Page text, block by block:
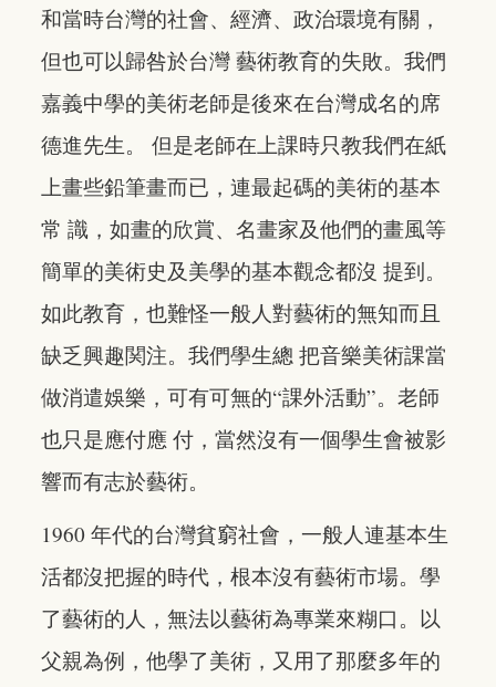
和當時台灣的社會、經濟、政治環境有關，
但也可以歸咎於台灣 藝術教育的失敗。我們
嘉義中學的美術老師是後來在台灣成名的席
德進先生。 但是老師在上課時只教我們在紙
上畫些鉛筆畫而已，連最起碼的美術的基本
常 識，如畫的欣賞、名畫家及他們的畫風等
簡單的美術史及美學的基本觀念都沒 提到。
如此教育，也難怪一般人對藝術的無知而且
缺乏興趣関注。我們學生總 把音樂美術課當
做消遣娛樂，可有可無的“課外活動”。老師
也只是應付應 付，當然沒有一個學生會被影
響而有志於藝術。
1960 年代的台灣貧窮社會，一般人連基本生
活都沒把握的時代，根本沒有藝術市場。學
了藝術的人，無法以藝術為專業來糊口。以
父親為例，他學了美術，又用了那麼多年的